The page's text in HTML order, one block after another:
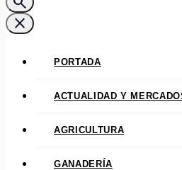
close
PORTADA
ACTUALIDAD Y
AGRICULTURA
GANADERÍA